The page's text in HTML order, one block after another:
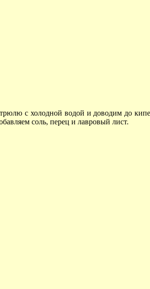
с холодной водой и доводим до
соль, перец и лавровый лист.